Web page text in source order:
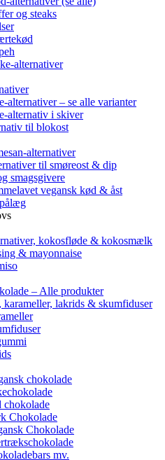
og steaks
alternativer
alternativer – se alle varianter
alternativ i skiver
til blokost
alternativer
til smøreost & dip
smagsgivere
vegansk kød & åst
kokosfløde & kokosmælk
& mayonnaise
– Alle produkter
karameller, lakrids & skumfiduser
chokolade
chokolade
Chokolade
Chokolade
mv.